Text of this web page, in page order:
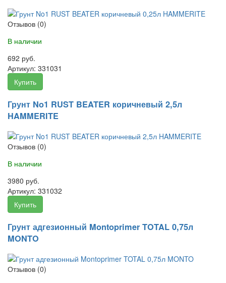
Отзывов (0)
В наличии
692 руб.
Артикул: 331031
Купить
Грунт No1 RUST BEATER коричневый 2,5л
HAMMERITE
Отзывов (0)
В наличии
3980 руб.
Артикул: 331032
Купить
Грунт адгезионный Montoprimer TOTAL 0,75л
MONTO
Отзывов (0)